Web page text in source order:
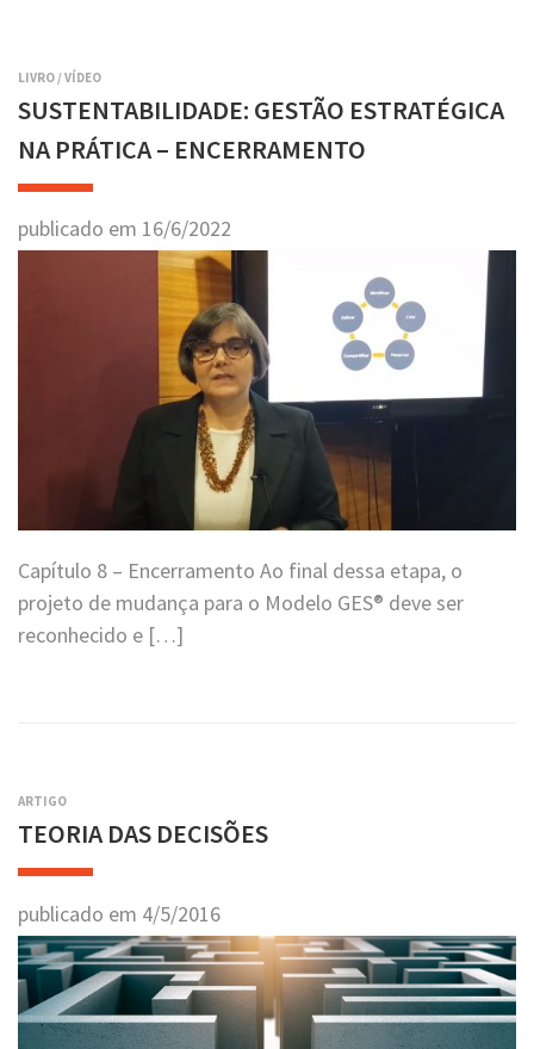
LIVRO /VÍDEO
SUSTENTABILIDADE: GESTÃO ESTRATÉGICA
NA PRÁTICA – ENCERRAMENTO
publicado em 16/6/2022
Capítulo 8 – Encerramento Ao final dessa etapa, o
projeto de mudança para o Modelo GES® deve ser
reconhecido e […]
ARTIGO
TEORIA DAS DECISÕES
publicado em 4/5/2016